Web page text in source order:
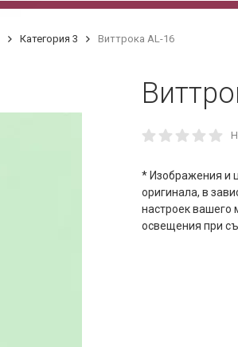
Категория 3 Виттрока AL-16
* Изображения и
оригинала, в
настроек вашего
освещения при